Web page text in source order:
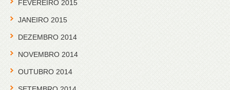
FEVEREIRO 2015
JANEIRO 2015
DEZEMBRO 2014
NOVEMBRO 2014
OUTUBRO 2014